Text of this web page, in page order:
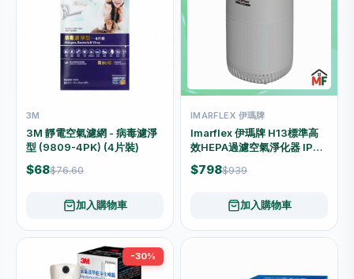
3M
3M 靜電空氣濾網 - 病毒濾淨
型 (9809-4PK) (4片裝)
$68$76.60
加入購物車
IMARFLEX 伊瑪牌
Imarflex 伊瑪牌 H13標準高
效HEPA過濾空氣淨化器 IPS-
H13
$798$939
加入購物車
-30%